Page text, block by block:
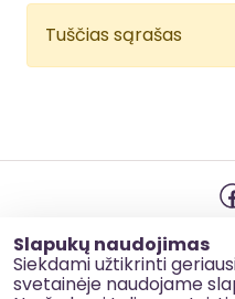
Slapukų naudojimas
Siekdami užtikrinti
svetainėje naudojame
Tuščias sąrašas
Slapukų naudojimas